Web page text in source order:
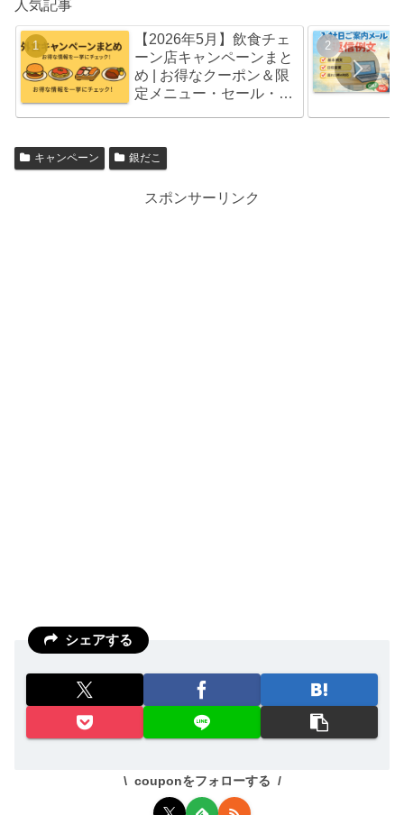
人気記事
【2026年5月】飲食チェ
ーン店キャンペーンまと
め | お得なクーポン＆限
定メニュー・セール・福
キャンペーン 銀だこ
スポンサーリンク
シェアする
couponをフォローする